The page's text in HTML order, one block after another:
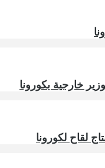
خارجية بكورونا
لقاح لكورونا